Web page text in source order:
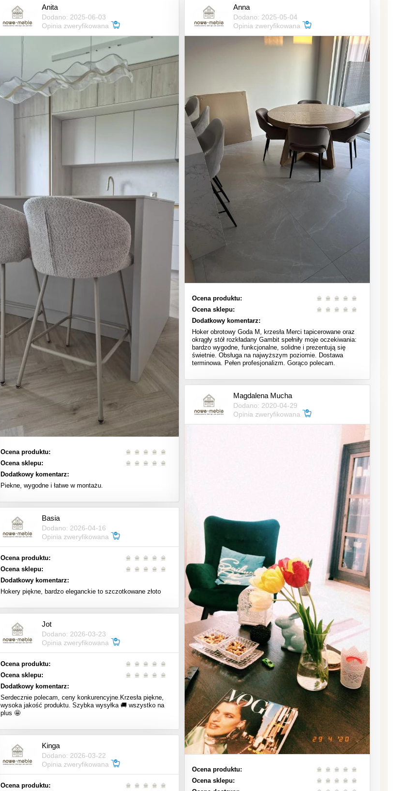
Anita
Dodano: 2025-06-03
Opinia zweryfikowana
Ocena produktu:
Ocena sklepu:
Dodatkowy komentarz:
Piekne, wygodne i łatwe w montażu.
Anna
Dodano: 2025-05-04
Opinia zweryfikowana
Ocena produktu:
Ocena sklepu:
Dodatkowy komentarz:
Hoker obrotowy Goda M, krzesła Merci tapicerowane oraz
okrągły stół rozkładany Gambit spełniły moje oczekiwania:
bardzo wygodne, funkcjonalne, solidne i prezentują się
świetnie. Obsługa na najwyższym poziomie. Dostawa
terminowa. Pełen profesjonalizm. Gorąco polecam.
Magdalena Mucha
Dodano: 2020-04-29
Opinia zweryfikowana
Ocena produktu:
Ocena sklepu:
Basia
Dodano: 2026-04-16
Opinia zweryfikowana
Ocena produktu:
Ocena sklepu:
Dodatkowy komentarz:
Hokery piękne, bardzo eleganckie to szczotkowane złoto
Jot
Dodano: 2026-03-23
Opinia zweryfikowana
Ocena produktu:
Ocena sklepu:
Dodatkowy komentarz:
Serdecznie polecam, ceny konkurencyjne.Krzesła piękne,
wysoka jakość produktu. Szybka wysyłka 🚚 wszystko na
plus 🤩
Kinga
Dodano: 2026-03-22
Opinia zweryfikowana
Ocena produktu: